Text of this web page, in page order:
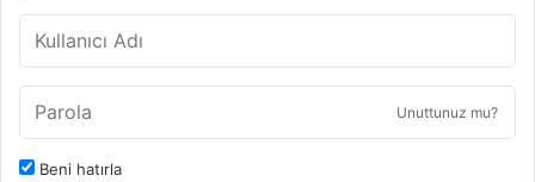
Unuttunuz mu?
Beni hatırla